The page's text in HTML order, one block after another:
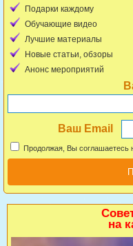
Подарки каждому
Обучающие видео
Лучшие материалы
Новые статьи, обзоры
Анонс мероприятий
Ваш Email
Продолжая, Вы соглашаетесь
на